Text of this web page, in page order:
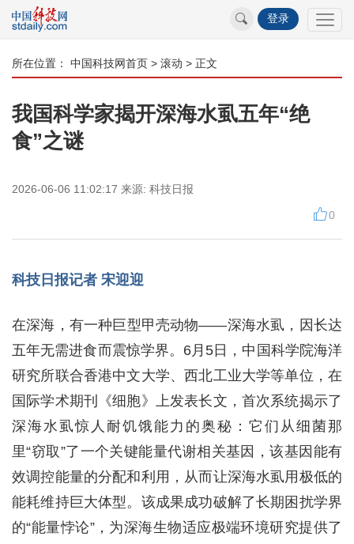
登录
所在位置： 中国科技网首页 > 滚动 > 正文
我国科学家揭开深海水虱五年“绝
食”之谜
2026-06-06 11:02:17 来源: 科技日报
0
科技日报记者 宋迎迎
在深海，有一种巨型甲壳动物——深海水虱，因长达
五年无需进食而震惊学界。6月5日，中国科学院海洋
研究所联合香港中文大学、西北工业大学等单位，在
国际学术期刊《细胞》上发表长文，首次系统揭示了
深海水虱惊人耐饥饿能力的奥秘：它们从细菌那
里“窃取”了一个关键能量代谢相关基因，该基因能有
效调控能量的分配和利用，从而让深海水虱用极低的
能耗维持巨大体型。该成果成功破解了长期困扰学界
的“能量悖论”，为深海生物适应极端环境研究提供了